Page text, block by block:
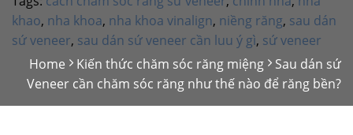
khao, nha khoa, nha khoa vinalign, niềng răng, sau dán
sứ veneer, sau dán sứ veneer cần luu ý gì, sứ veneer
Home
Kiến thức chăm sóc răng miệng
Sau dán sứ
Veneer cần chăm sóc răng như thế nào để răng bền?